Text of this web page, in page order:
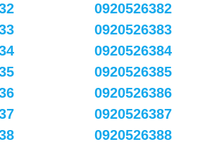
0920526382
0920526383
0920526384
0920526385
0920526386
0920526387
0920526388